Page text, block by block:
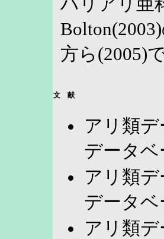
方ら(2005)
文 献
アリ類
データベ
アリ類
データベ
アリ類